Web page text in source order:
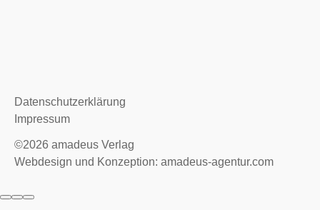
Datenschutzerklärung
Impressum
©2026 amadeus Verlag
Webdesign und Konzeption: amadeus-agentur.com